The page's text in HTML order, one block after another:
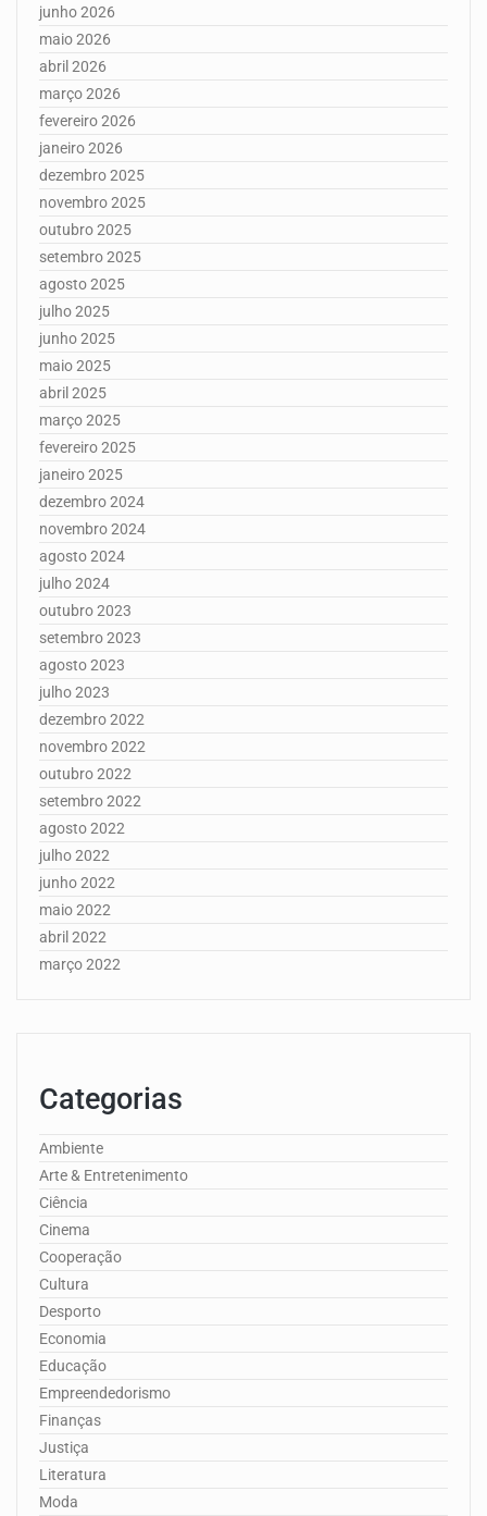
junho 2026
maio 2026
abril 2026
março 2026
fevereiro 2026
janeiro 2026
dezembro 2025
novembro 2025
outubro 2025
setembro 2025
agosto 2025
julho 2025
junho 2025
maio 2025
abril 2025
março 2025
fevereiro 2025
janeiro 2025
dezembro 2024
novembro 2024
agosto 2024
julho 2024
outubro 2023
setembro 2023
agosto 2023
julho 2023
dezembro 2022
novembro 2022
outubro 2022
setembro 2022
agosto 2022
julho 2022
junho 2022
maio 2022
abril 2022
março 2022
Categorias
Ambiente
Arte & Entretenimento
Ciência
Cinema
Cooperação
Cultura
Desporto
Economia
Educação
Empreendedorismo
Finanças
Justiça
Literatura
Moda